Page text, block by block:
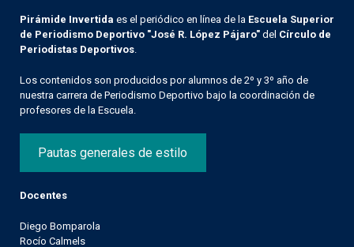
Pirámide Invertida es el periódico en línea de la Escuela Superior
de Periodismo Deportivo "José R. López Pájaro" del Círculo de
Periodistas Deportivos
Los contenidos son producidos por alumnos de 2º y 3º año de
nuestra carrera de Periodismo Deportivo bajo la coordinación de
profesores de la Escuela.
Pautas generales de estilo
Docentes
Diego Bomparola
Rocío Calmels